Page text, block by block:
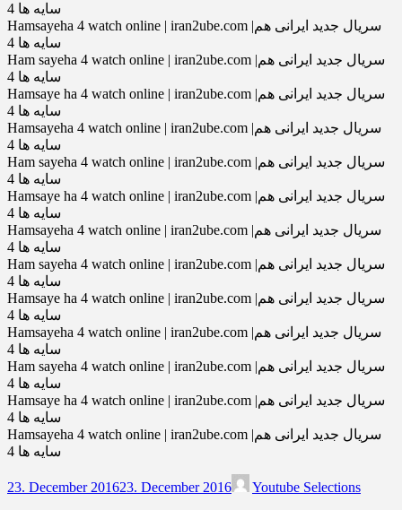
سایه ها 4
Hamsayeha 4 watch online | iran2ube.com |سریال جدید ایرانی هم
سایه ها 4
Ham sayeha 4 watch online | iran2ube.com |سریال جدید ایرانی هم
سایه ها 4
Hamsaye ha 4 watch online | iran2ube.com |سریال جدید ایرانی هم
سایه ها 4
Hamsayeha 4 watch online | iran2ube.com |سریال جدید ایرانی هم
سایه ها 4
Ham sayeha 4 watch online | iran2ube.com |سریال جدید ایرانی هم
سایه ها 4
Hamsaye ha 4 watch online | iran2ube.com |سریال جدید ایرانی هم
سایه ها 4
Hamsayeha 4 watch online | iran2ube.com |سریال جدید ایرانی هم
سایه ها 4
Ham sayeha 4 watch online | iran2ube.com |سریال جدید ایرانی هم
سایه ها 4
Hamsaye ha 4 watch online | iran2ube.com |سریال جدید ایرانی هم
سایه ها 4
Hamsayeha 4 watch online | iran2ube.com |سریال جدید ایرانی هم
سایه ها 4
Ham sayeha 4 watch online | iran2ube.com |سریال جدید ایرانی هم
سایه ها 4
Hamsaye ha 4 watch online | iran2ube.com |سریال جدید ایرانی هم
سایه ها 4
Hamsayeha 4 watch online | iran2ube.com |سریال جدید ایرانی هم
سایه ها 4
23. December 201623. December 2016 Youtube Selections